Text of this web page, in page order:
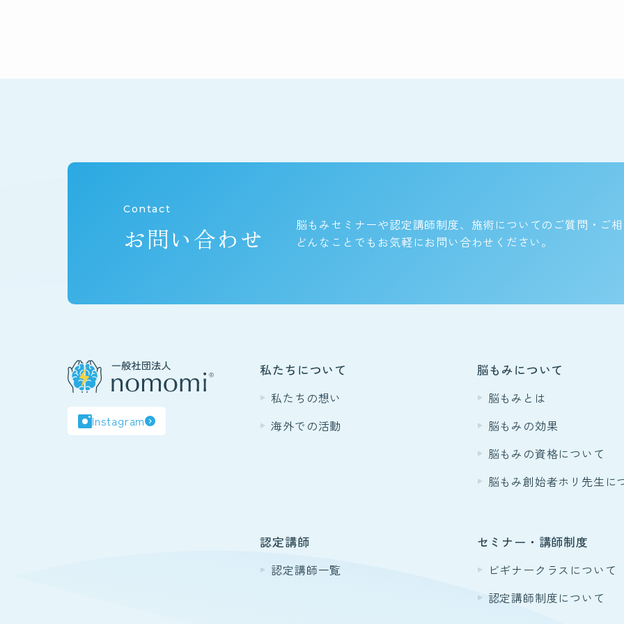
Contact
お問い合わせ 脳もみセミナーや認定講師制度、 施術についてのご質問・ご
どんなことでもお気軽にお問い合わせください。
Instagram
私たちについて
私たちの想い
海外での活動
脳もみについて
脳もみとは
脳もみの効果
脳もみの資格について
脳もみ創始者ホリ先生に
認定講師
認定講師一覧
セミナー・講師制度
ビギナークラスについて
認定講師制度について